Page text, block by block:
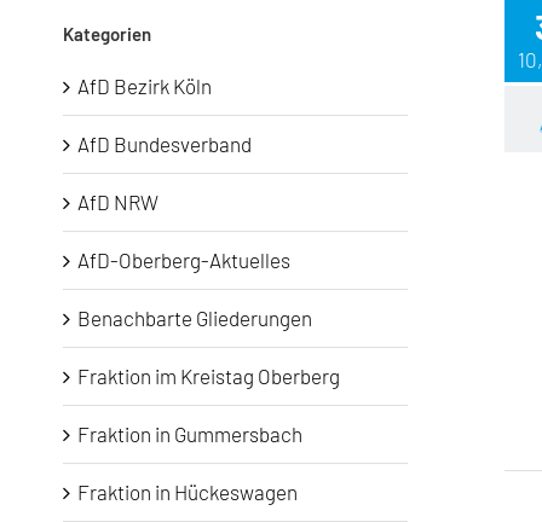
Kategorien
AfD Bezirk Köln
AfD Bundesverband
AfD NRW
AfD-Oberberg-Aktuelles
Benachbarte Gliederungen
Fraktion im Kreistag Oberberg
Fraktion in Gummersbach
Fraktion in Hückeswagen